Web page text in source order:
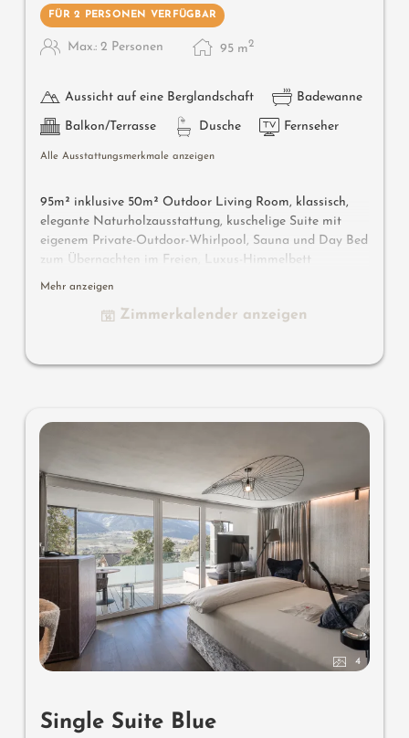
FÜR 2 PERSONEN VERFÜGBAR
Max.: 2 Personen 95 m2
Aussicht auf eine Berglandschaft Badewanne
Balkon/Terrasse Dusche Fernseher
Alle Ausstattungsmerkmale anzeigen
95m² inklusive 50m² Outdoor Living Room, klassisch,
elegante Naturholzausstattung, kuschelige Suite mit
eigenem Private-Outdoor-Whirlpool, Sauna und Day Bed
zum Übernachten im Freien, Luxus-Himmelbett
„Romantic Dream” mit Sleep-Fit-Health-System 210 cm
Dolby-Surround-TV mit DVD, Small-Bar mit Wein-,
Mehr anzeigen
Zimmerkalender anzeigen
4
Single Suite Blue